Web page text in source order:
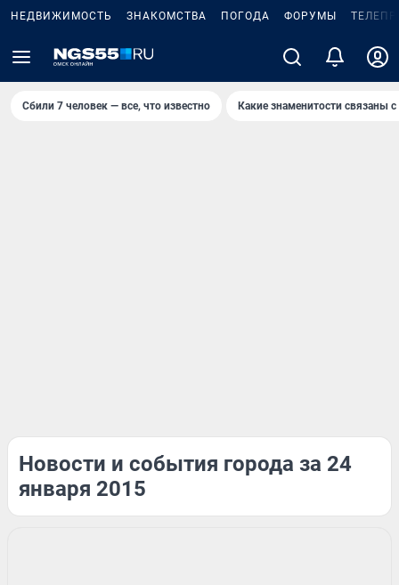
НЕДВИЖИМОСТЬ ЗНАКОМСТВА ПОГОДА ФОРУМЫ
Сбили 7 человек — все, что известно Какие знаменитости связаны
Новости и события города за 24
января 2015